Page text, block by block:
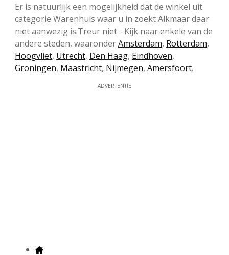
Er is natuurlijk een mogelijkheid dat de winkel uit
categorie Warenhuis waar u in zoekt Alkmaar daar
niet aanwezig is.Treur niet - Kijk naar enkele van de
andere steden, waaronderAmsterdam, Rotterdam,
Hoogvliet, Utrecht, Den Haag, Eindhoven,
Groningen, Maastricht, Nijmegen, Amersfoort.
ADVERTENTIE